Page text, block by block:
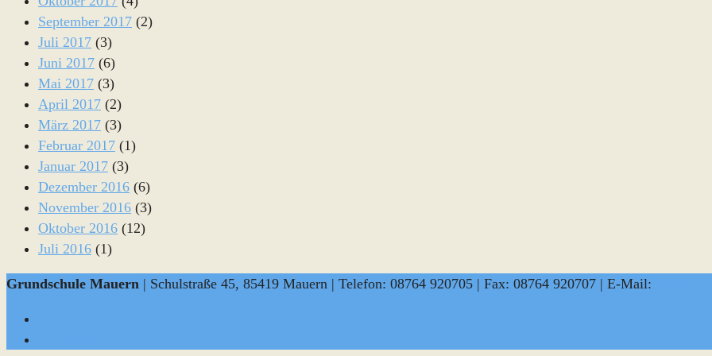
September 2017 (2)
Juli 2017 (3)
Juni 2017 (6)
Mai 2017 (3)
April 2017 (2)
März 2017 (3)
Februar 2017 (1)
Januar 2017 (3)
Dezember 2016 (6)
November 2016 (3)
Oktober 2016 (12)
Juli 2016 (1)
Grundschule Mauern | Schulstraße 45, 85419 Mauern | Telefon: 08764 920705 | Fax: 08764 920707 | E-Mail: